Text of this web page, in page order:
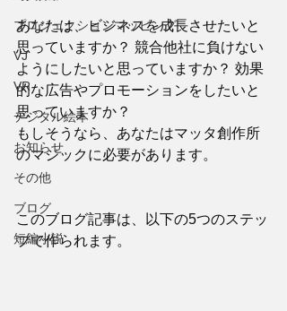
プロジェクションマッピング
VJ
VR
デジタル絵本
お知らせ
その他
ブログ
短編小説
あなたは、ビジネスを成長させたいと
思っていますか？ 競合他社に負けない
ようにしたいと思っていますか？ 効果
的な広告やプロモーションをしたいと
思っていますか？
もしそうなら、あなたはマッタ創作所
のマジックに必要があります。
このブログ記事は、以下の5つのステッ
プで作られます。